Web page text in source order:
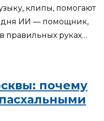
клипы, помогают
ИИ — помощник,
правильных руках…
почему